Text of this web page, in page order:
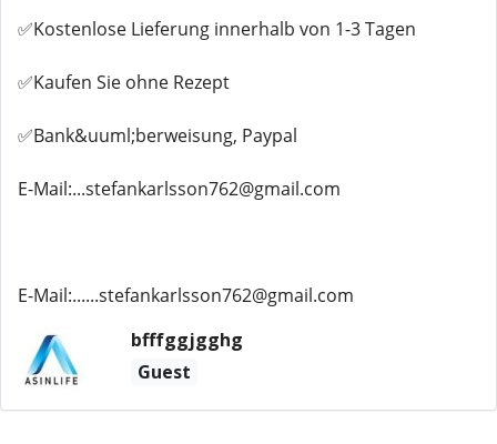
✅Kostenlose Lieferung innerhalb von 1-3 Tagen
✅Kaufen Sie ohne Rezept
✅Bank&uuml;berweisung, Paypal
E-Mail:...stefankarlsson762@gmail.com
E-Mail:......stefankarlsson762@gmail.com
bfffggjgghg
Guest